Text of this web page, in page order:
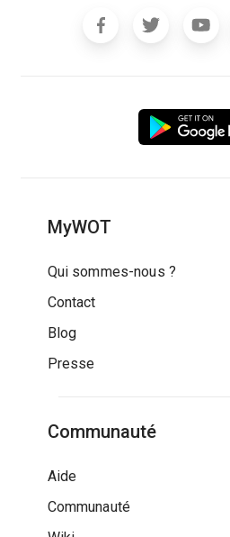
MyWOT
Qui sommes-nous ?
Contact
Blog
Presse
Communauté
Aide
Communauté